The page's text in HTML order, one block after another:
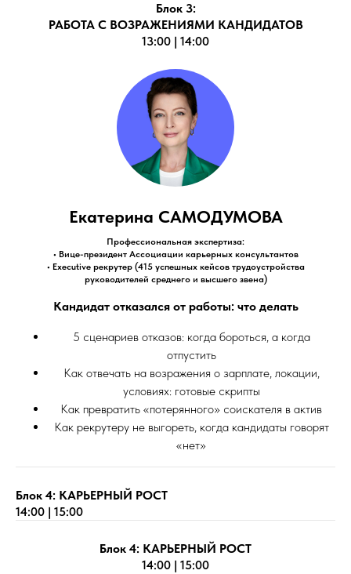
Блок 3:
РАБОТА С ВОЗРАЖЕНИЯМИ КАНДИДАТОВ
13:00 | 14:00
Екатерина САМОДУМОВА
Профессиональная экспертиза:
• Вице-президент Ассоциации карьерных консультантов
• Executive рекрутер (415 успешных кейсов трудоустройства
руководителей среднего и высшего звена)
Кандидат отказался от работы: что делать
5 сценариев отказов: когда бороться, а когда
отпустить
Как отвечать на возражения о зарплате, локации,
условиях: готовые скрипты
Как превратить «потерянного» соискателя в актив
Как рекрутеру не выгореть, когда кандидаты говорят
«нет»
Блок 4: КАРЬЕРНЫЙ РОСТ
14:00 | 15:00
Блок 4: КАРЬЕРНЫЙ РОСТ
14:00 | 15:00